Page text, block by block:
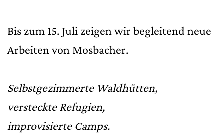
Bis zum 15. Juli zeigen wir begleitend neue
Arbeiten von Mosbacher.
Selbstgezimmerte Waldhütten,
versteckte Refugien,
improvisierte Camps.